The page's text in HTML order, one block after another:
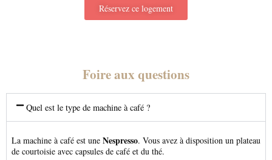
Réservez ce logement
Foire aux questions
Quel est le type de machine à café ?
La machine à café est une Nespresso. Vous avez à disposition un plateau
de courtoisie avec capsules de café et du thé.